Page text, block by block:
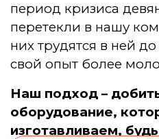
период кризиса
перетекли в нашу
них трудятся в ней
свой опыт более
Наш подход –
оборудование,
изготавливаем,